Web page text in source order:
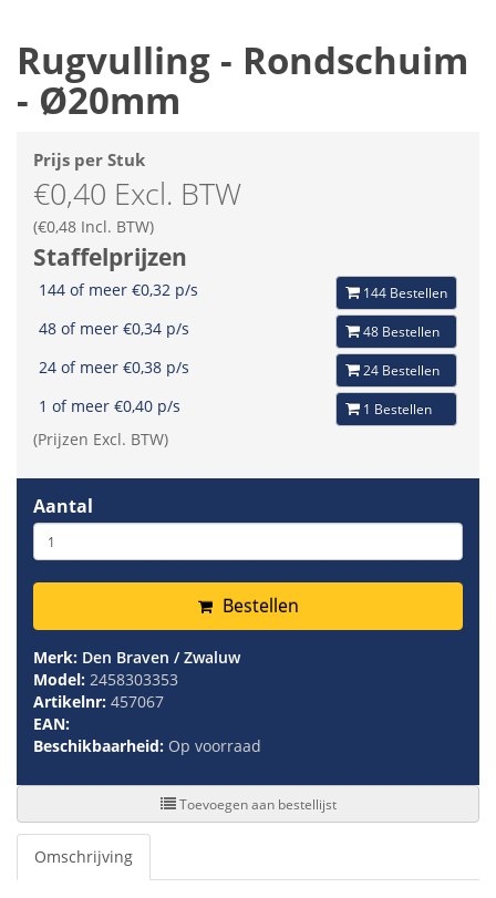
Rugvulling - Rondschuim
- Ø20mm
Prijs per Stuk
€0,40 Excl. BTW
(€0,48 Incl. BTW)
Staffelprijzen
144 of meer €0,32 p/s 144 Bestellen
48 of meer €0,34 p/s 48 Bestellen
24 of meer €0,38 p/s 24 Bestellen
1 of meer €0,40 p/s 1 Bestellen
(Prijzen Excl. BTW)
Aantal
Bestellen
Merk: Den Braven / Zwaluw
Model: 2458303353
Artikelnr: 457067
EAN:
Beschikbaarheid: Op voorraad
Toevoegen aan bestellijst
Omschrijving